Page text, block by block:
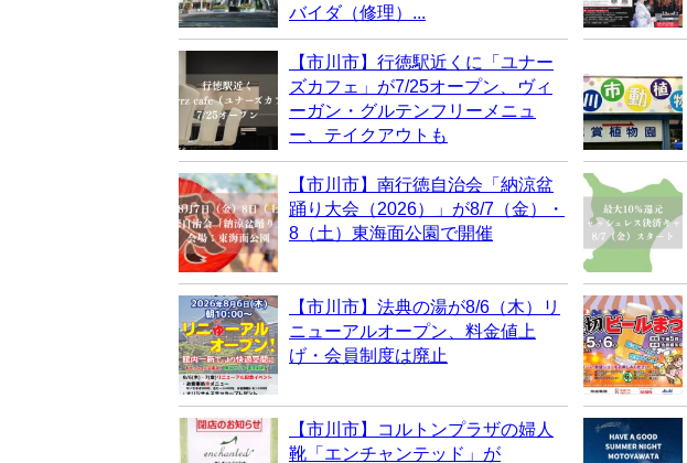
バイダ（修理）...
【市川市】行徳駅近くに「ユナー
ズカフェ」が7/25オープン、ヴィ
ーガン・グルテンフリーメニュ
ー、テイクアウトも
【市川市】南行徳自治会「納涼盆
踊り大会（2026）」が8/7（金）・
8（土）東海面公園で開催
【市川市】法典の湯が8/6（木）リ
ニューアルオープン、料金値上
げ・会員制度は廃止
【市川市】コルトンプラザの婦人
靴「エンチャンテッド」が